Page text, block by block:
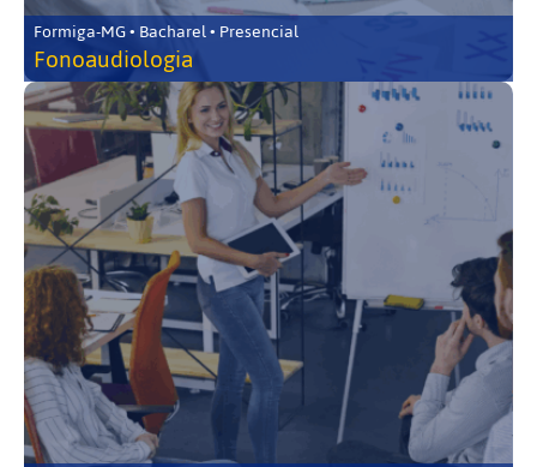
Formiga-MG • Bacharel • Presencial
Fonoaudiologia